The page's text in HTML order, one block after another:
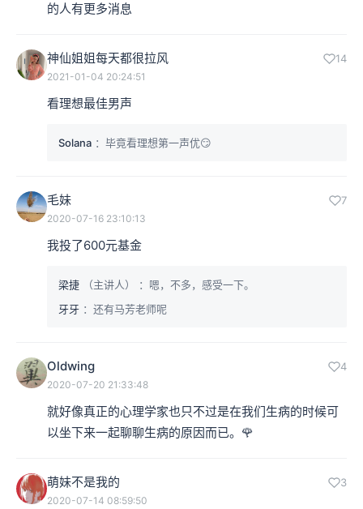
的人有更多消息
神仙姐姐每天都很拉风 14
2021-01-04 20:24:51
看理想最佳男声
Solana ：毕竟看理想第一声优😏
毛妹 7
2020-07-16 23:10:13
我投了600元基金
梁捷 （主讲人）
：嗯，不多，感受一下。
牙牙 ：还有马芳老师呢
Oldwing 4
2020-07-20 21:33:48
就好像真正的心理学家也只不过是在我们生病的时候可
以坐下来一起聊聊生病的原因而已。🌹️
萌妹不是我的 3
2020-07-14 08:59:50